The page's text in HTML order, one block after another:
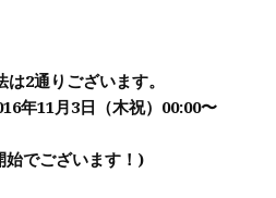
は2通りございます。
年11月3日（木祝）00:00〜
でございます！)